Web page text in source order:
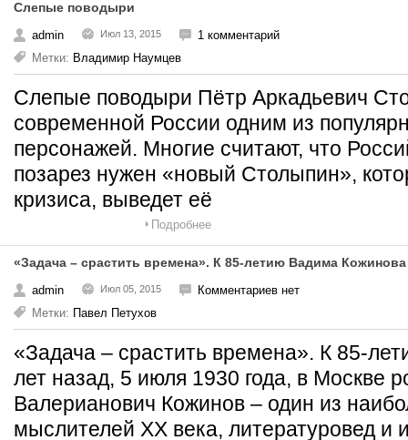
Слепые поводыри
admin Июл 13, 2015
1 комментарий
Метки: Владимир Наумцев
Слепые поводыри Пётр Аркадьевич
современной России одним из
персонажей. Многие считают, что
позарез нужен «новый Столыпин»,
кризиса, выведет её
Подробнее
«Задача – срастить времена». К 85-летию Вадима Кожинова
admin Июл 05, 2015
Комментариев нет
Метки: Павел Петухов
«Задача – срастить времена». К 85-
лет назад, 5 июля 1930 года, в Москве
Валерианович Кожинов – один из
мыслителей XX века, литературовед